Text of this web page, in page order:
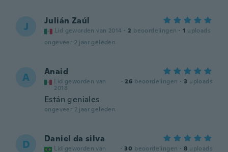
J Julián Zaúl
Lid geworden van 2014 · 2 beoordelingen · 1 uploads
ongeveer 2 jaar geleden
A Anaid
Lid geworden van
2018
· 26 beoordelingen · 3 uploads
Están geniales
ongeveer 2 jaar geleden
D Daniel da silva
Lid geworden van
· 30 beoordelingen · 8 uploads